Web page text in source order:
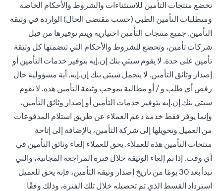
تخضع منتجات التأمين للاستثناءات والشروط والأحكام الخاصة
ومتطلبات التأمين الطبي (حسب مقتضى الحال) الواردة في وثيقة
التأمين. جميع منتجات التأمين اختيارية ويتم توفيرها من قبل
شركات تأمين، وتخضع للشروط والأحكام التي تتضمنها كل وثيقة
تأمين على حدة. لا يقوم سيتي بنك إن.إيه بتوفير خدمات التأمين أو
إصدار وثائق التأمين. لا يتحمل سيتي بنك إن.إيه. أية مسؤولية حال
رفض أي طلب و / أو مطالبة بموجب وثيقة التأمين هذه. لا يقوم
سيتي بنك إن.إيه بتوفير خدمات التأمين أو إصدار وثائق التأمين،
وإنما يوفر فقط خدمة دعم العملاء عن طريق استلام المدفوعات
من العميل وتحويلها إلى شركة التأمين، بالإضافة إلى إتاحة
منتجات التأمين هذه للعملاء. يحق للعملاء إلغاء وثائق التأمين في
أي وقت. إذا تم إلغاء الوثيقة خلال فترة المراجعة المجانية، والتي
تبدأ بعد 30 يومًا من تاريخ إصدار وثيقة التأمين، فإنه يحق للعميل
استرداد القسط الذي تم تحصيله خلال تلك الفترة، وذلك وفقًا